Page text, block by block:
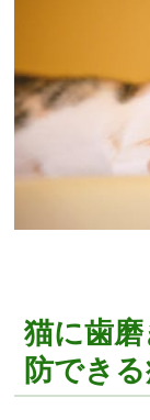
猫に歯
防でき